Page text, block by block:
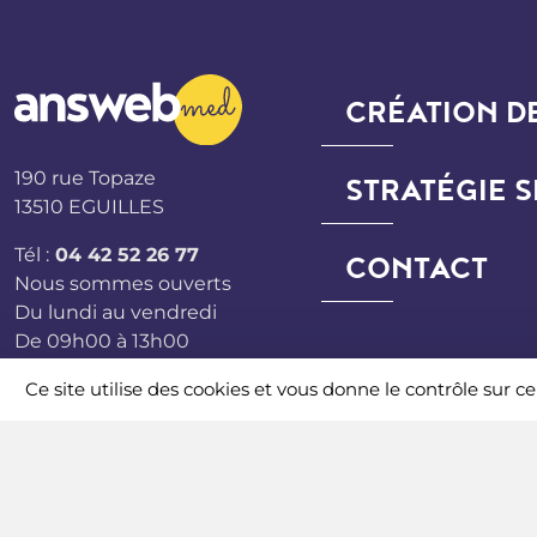
190 rue Topaze
13510 EGUILLES
Tél : 04 42 52 26 77
Nous sommes ouverts
Du lundi au vendredi
De 09h00 à 13h00
CRÉATION
STRATÉGIE
CONTACT
Ce site utilise des cookies et vous donne le contrôle sur